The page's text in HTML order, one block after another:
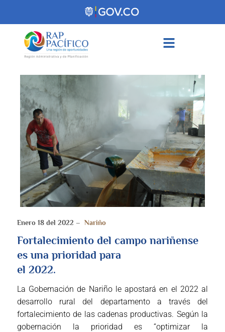
Enero 18 del 2022 – Nariño
Fortalecimiento del campo nariñense
es una prioridad para
el 2022.
La Gobernación de Nariño le apostará en el 2022 al
desarrollo rural del departamento a través del
fortalecimiento de las cadenas productivas. Según la
gobernación la prioridad es “optimizar la